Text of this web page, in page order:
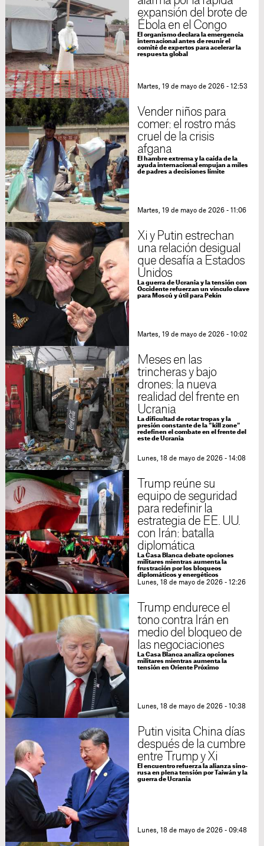
expansión del brote de
Ébola en el Congo
El organismo declara la emergencia
internacional antes de reunir el
comité de expertos para acelerar la
respuesta global
Martes, 19 de mayo de 2026 - 12:53
Vender niños para
comer: el rostro más
cruel de la crisis
afgana
El hambre extrema y la caída de la
ayuda internacional empujan a miles
de padres a decisiones límite
Martes, 19 de mayo de 2026 - 11:06
Xi y Putin estrechan
una relación desigual
que desafía a Estados
Unidos
La guerra de Ucrania y la tensión con
Occidente refuerzan un vínculo clave
para Moscú y útil para Pekín
Martes, 19 de mayo de 2026 - 10:02
Meses en las
trincheras y bajo
drones: la nueva
realidad del frente en
Ucrania
La dificultad de rotar tropas y la
presión constante de la "kill zone"
redefinen el combate en el frente del
este de Ucrania
Lunes, 18 de mayo de 2026 - 14:08
Trump reúne su
equipo de seguridad
para redefinir la
estrategia de EE. UU.
con Irán: batalla
diplomática
La Casa Blanca debate opciones
militares mientras aumenta la
frustración por los bloqueos
diplomáticos y energéticos
Lunes, 18 de mayo de 2026 - 12:26
Trump endurece el
tono contra Irán en
medio del bloqueo de
las negociaciones
La Casa Blanca analiza opciones
militares mientras aumenta la
tensión en Oriente Próximo
Lunes, 18 de mayo de 2026 - 10:38
Putin visita China días
después de la cumbre
entre Trump y Xi
El encuentro refuerza la alianza sino-
rusa en plena tensión por Taiwán y la
guerra de Ucrania
Lunes, 18 de mayo de 2026 - 09:48